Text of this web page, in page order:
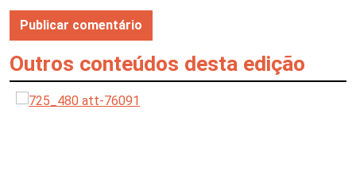
Outros conteúdos desta edição